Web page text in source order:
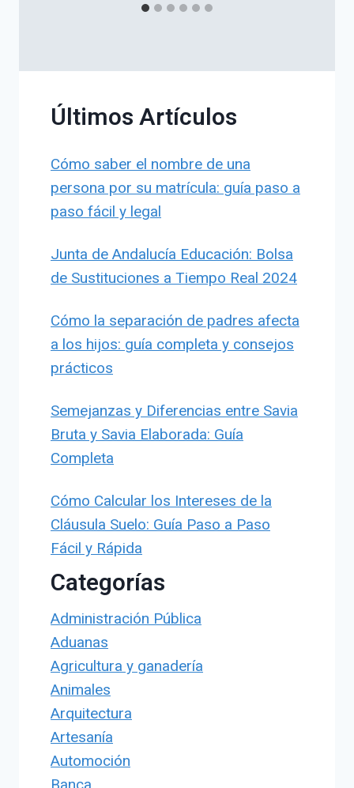
Últimos Artículos
Cómo saber el nombre de una
persona por su matrícula: guía paso a
paso fácil y legal
Junta de Andalucía Educación: Bolsa
de Sustituciones a Tiempo Real 2024
Cómo la separación de padres afecta
a los hijos: guía completa y consejos
prácticos
Semejanzas y Diferencias entre Savia
Bruta y Savia Elaborada: Guía
Completa
Cómo Calcular los Intereses de la
Cláusula Suelo: Guía Paso a Paso
Fácil y Rápida
Categorías
Administración Pública
Aduanas
Agricultura y ganadería
Animales
Arquitectura
Artesanía
Automoción
Banca